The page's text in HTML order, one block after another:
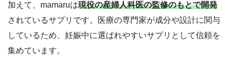
加えて、mamaruは現役の産婦人科医の監修のもとで開発
されているサプリです。医療の専門家が成分や設計に関与
しているため、妊娠中に選ばれやすいサプリとして信頼を
集めています。